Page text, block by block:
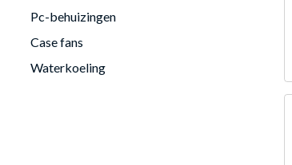
Pc-behuizingen
Case fans
Waterkoeling